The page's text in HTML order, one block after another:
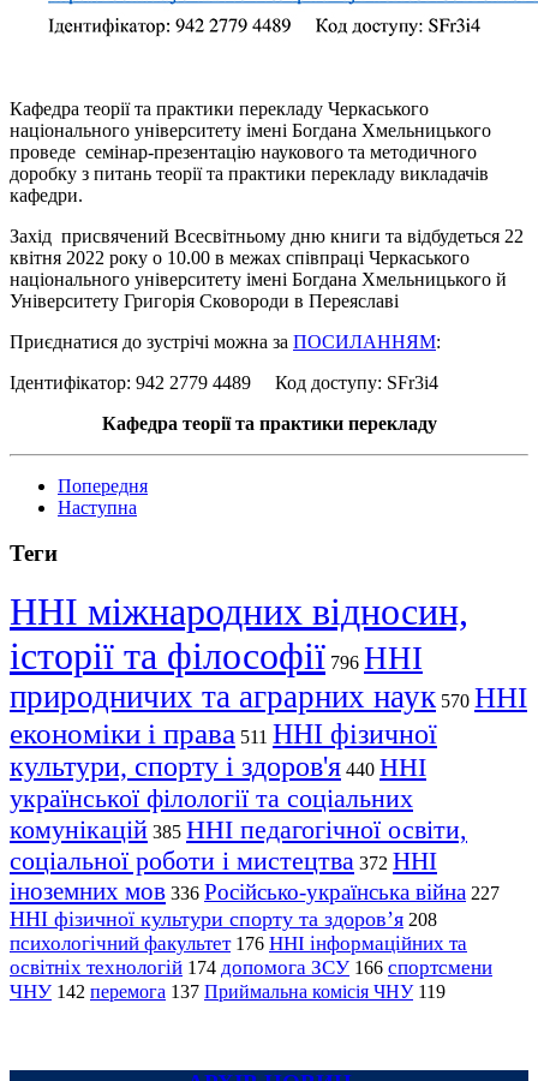
Кафедра теорії та практики перекладу Черкаського
національного університету імені Богдана Хмельницького
проведе семінар-презентацію наукового та методичного
доробку з питань теорії та практики перекладу викладачів
кафедри.
Захід присвячений Всесвітньому дню книги та відбудеться 22
квітня 2022 року о 10.00 в межах співпраці Черкаського
національного університету імені Богдана Хмельницького й
Університету Григорія Сковороди в Переяславі
Приєднатися до зустрічі можна за ПОСИЛАННЯМ:
Ідентифікатор: 942 2779 4489 Код доступу: SFr3i4
Кафедра теорії та практики перекладу
Попередня
Наступна
Теги
ННІ міжнародних відносин,
історії та філософії 796 ННІ
природничих та аграрних наук 570 ННІ
економіки і права 511 ННІ фізичної
культури, спорту і здоров'я 440 ННІ
української філології та соціальних
комунікацій 385 ННІ педагогічної освіти,
соціальної роботи і мистецтва 372 ННІ
іноземних мов 336 Російсько-українська війна 227
ННІ фізичної культури спорту та здоров’я 208
психологічний факультет 176 ННІ інформаційних та
освітніх технологій 174 допомога ЗСУ 166 спортсмени
ЧНУ 142 перемога 137 Приймальна комісія ЧНУ 119